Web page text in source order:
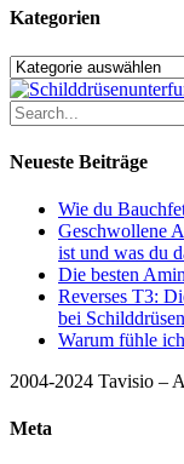
Kategorien
Kategorien
Neueste Beiträge
Wie du
Geschwollene
ist und was du
Die besten
Reverses T3:
bei
Warum fühle
2004-2024 Tavisio –
Meta